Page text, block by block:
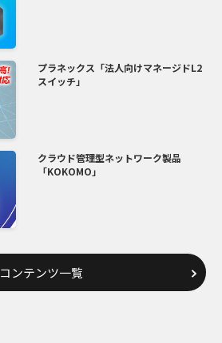
プラネックス「法人向けマネージドL2
スイッチ」
クラウド管理型ネットワーク製品
「KOKOMO」
コンテンツ一覧